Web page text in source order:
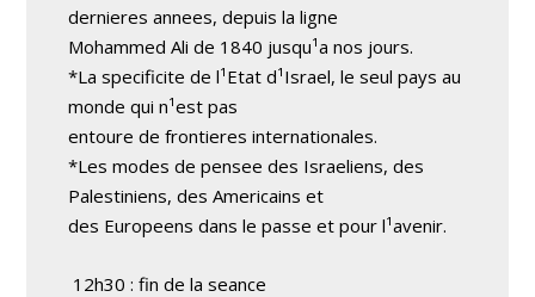
dernieres annees, depuis la ligne
Mohammed Ali de 1840 jusqu¹a nos jours.
*La specificite de l¹Etat d¹Israel, le seul pays au
monde qui n¹est pas
entoure de frontieres internationales.
*Les modes de pensee des Israeliens, des
Palestiniens, des Americains et
des Europeens dans le passe et pour l¹avenir.
12h30 : fin de la seance